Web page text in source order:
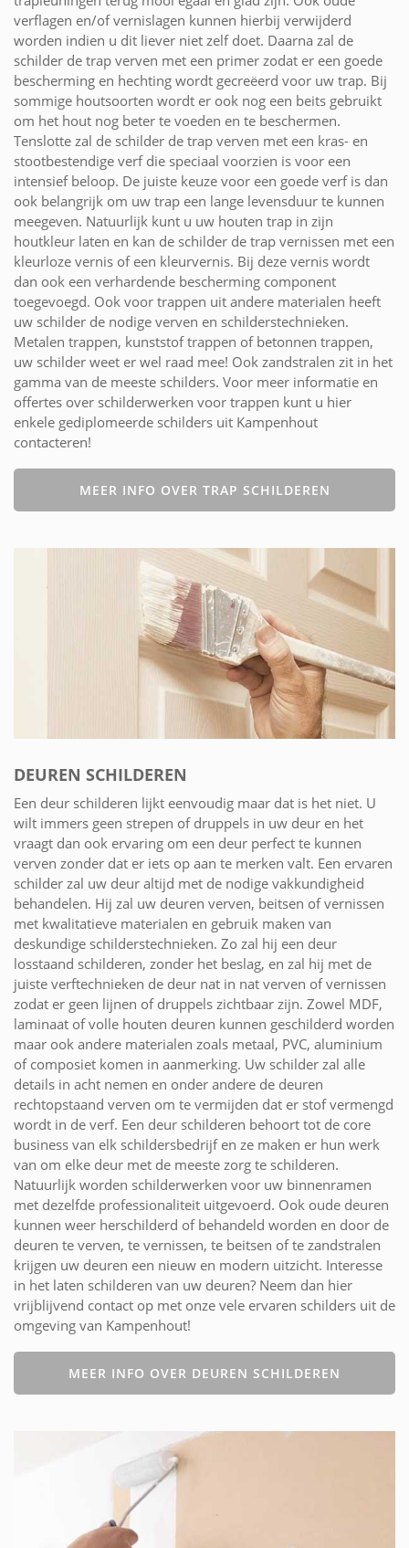
verflagen en/of vernislagen kunnen hierbij verwijderd
worden indien u dit liever niet zelf doet. Daarna zal de
schilder de trap verven met een primer zodat er een goede
bescherming en hechting wordt gecreëerd voor uw trap. Bij
sommige houtsoorten wordt er ook nog een beits gebruikt
om het hout nog beter te voeden en te beschermen.
Tenslotte zal de schilder de trap verven met een kras- en
stootbestendige verf die speciaal voorzien is voor een
intensief beloop. De juiste keuze voor een goede verf is dan
ook belangrijk om uw trap een lange levensduur te kunnen
meegeven. Natuurlijk kunt u uw houten trap in zijn
houtkleur laten en kan de schilder de trap vernissen met een
kleurloze vernis of een kleurvernis. Bij deze vernis wordt
dan ook een verhardende bescherming component
toegevoegd. Ook voor trappen uit andere materialen heeft
uw schilder de nodige verven en schilderstechnieken.
Metalen trappen, kunststof trappen of betonnen trappen,
uw schilder weet er wel raad mee! Ook zandstralen zit in het
gamma van de meeste schilders. Voor meer informatie en
offertes over schilderwerken voor trappen kunt u hier
enkele gediplomeerde schilders uit Kampenhout
contacteren!
MEER INFO OVER TRAP SCHILDEREN
DEUREN SCHILDEREN
Een deur schilderen lijkt eenvoudig maar dat is het niet. U
wilt immers geen strepen of druppels in uw deur en het
vraagt dan ook ervaring om een deur perfect te kunnen
verven zonder dat er iets op aan te merken valt. Een ervaren
schilder zal uw deur altijd met de nodige vakkundigheid
behandelen. Hij zal uw deuren verven, beitsen of vernissen
met kwalitatieve materialen en gebruik maken van
deskundige schilderstechnieken. Zo zal hij een deur
losstaand schilderen, zonder het beslag, en zal hij met de
juiste verftechnieken de deur nat in nat verven of vernissen
zodat er geen lijnen of druppels zichtbaar zijn. Zowel MDF,
laminaat of volle houten deuren kunnen geschilderd worden
maar ook andere materialen zoals metaal, PVC, aluminium
of composiet komen in aanmerking. Uw schilder zal alle
details in acht nemen en onder andere de deuren
rechtopstaand verven om te vermijden dat er stof vermengd
wordt in de verf. Een deur schilderen behoort tot de core
business van elk schildersbedrijf en ze maken er hun werk
van om elke deur met de meeste zorg te schilderen.
Natuurlijk worden schilderwerken voor uw binnenramen
met dezelfde professionaliteit uitgevoerd. Ook oude deuren
kunnen weer herschilderd of behandeld worden en door de
deuren te verven, te vernissen, te beitsen of te zandstralen
krijgen uw deuren een nieuw en modern uitzicht. Interesse
in het laten schilderen van uw deuren? Neem dan hier
vrijblijvend contact op met onze vele ervaren schilders uit de
omgeving van Kampenhout!
MEER INFO OVER DEUREN SCHILDEREN